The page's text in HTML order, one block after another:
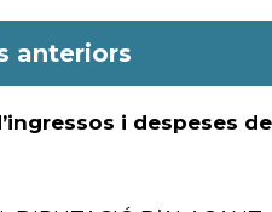
anteriors
i despeses